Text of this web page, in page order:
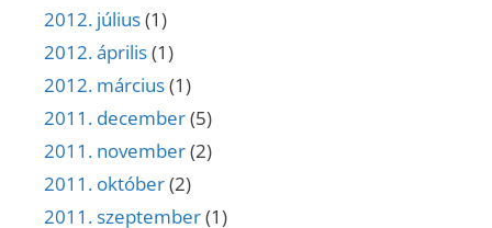
2012. július(1)
2012. április(1)
2012. március(1)
2011. december(5)
2011. november(2)
2011. október(2)
2011. szeptember(1)